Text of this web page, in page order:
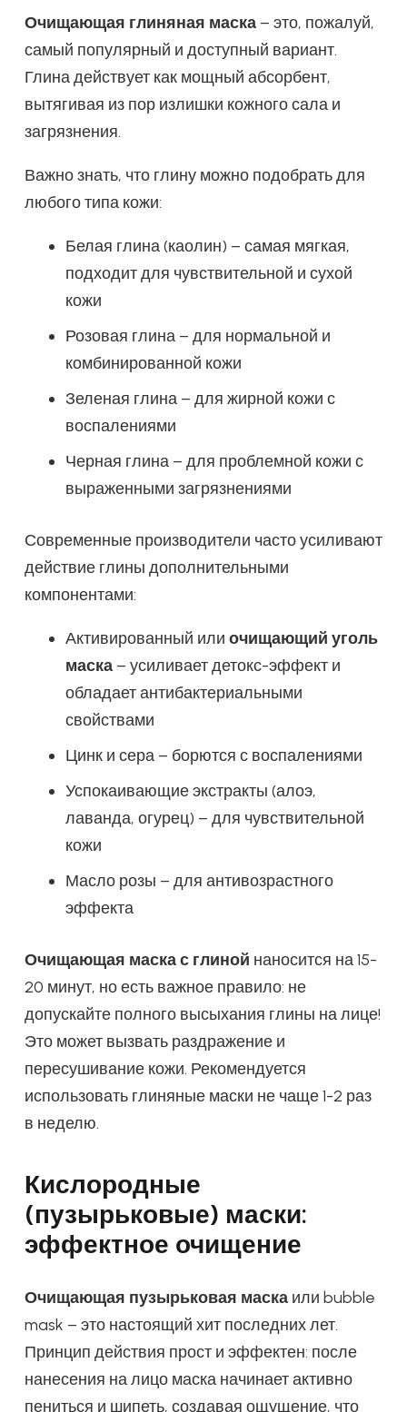
Очищающая глиняная маска – это, пожалуй,
самый популярный и доступный вариант.
Глина действует как мощный абсорбент,
вытягивая из пор излишки кожного сала и
загрязнения.
Важно знать, что глину можно подобрать для
любого типа кожи:
Белая глина (каолин) – самая мягкая,
подходит для чувствительной и сухой
кожи
Розовая глина – для нормальной и
комбинированной кожи
Зеленая глина – для жирной кожи с
воспалениями
Черная глина – для проблемной кожи с
выраженными загрязнениями
Современные производители часто усиливают
действие глины дополнительными
компонентами:
Активированный или очищающий уголь
маска – усиливает детокс-эффект и
обладает антибактериальными
свойствами
Цинк и сера – борются с воспалениями
Успокаивающие экстракты (алоэ,
лаванда, огурец) – для чувствительной
кожи
Масло розы – для антивозрастного
эффекта
Очищающая маска с глиной наносится на 15-
20 минут, но есть важное правило: не
допускайте полного высыхания глины на лице!
Это может вызвать раздражение и
пересушивание кожи. Рекомендуется
использовать глиняные маски не чаще 1-2 раз
в неделю.
Кислородные
(пузырьковые) маски:
эффектное очищение
Очищающая пузырьковая маска или bubble
mask – это настоящий хит последних лет.
Принцип действия прост и эффектен: после
нанесения на лицо маска начинает активно
пениться и шипеть, создавая ощущение, что